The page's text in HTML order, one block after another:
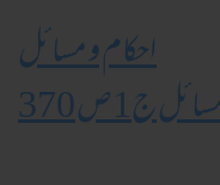
احکام و مسائل
ج1ص 370